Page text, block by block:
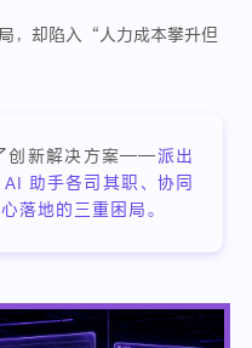
，却陷入“人力成本攀升但
创新解决方案——派出
助手各司其职、协同
落地的三重困局。